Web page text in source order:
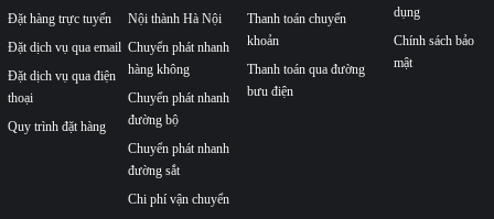
Đặt hàng trực tuyến
Đặt dịch vụ qua email
Đặt dịch vụ qua điện
thoại
Quy trình đặt hàng
Nội thành Hà Nội
Chuyển phát nhanh
hàng không
Chuyển phát nhanh
đường bộ
Chuyển phát nhanh
đường sắt
Chi phí vận chuyển
Thanh toán chuyển
khoản
Thanh toán qua đường
bưu điện
dụng
Chính sách bảo
mật